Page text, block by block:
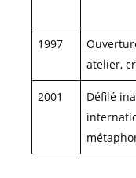
1997
atelier,
2001
Défilé